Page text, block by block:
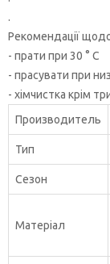
.
Рекомендації
- прати при 30 ° С
- прасувати при
- хімчистка крім
Производитель
Тип
Сезон
Матеріал